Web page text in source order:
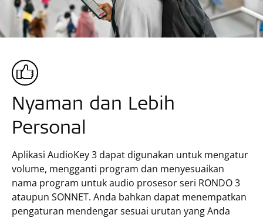
Nyaman dan Lebih
Personal
Aplikasi AudioKey 3 dapat digunakan untuk mengatur
volume, mengganti program dan menyesuaikan
nama program untuk audio prosesor seri RONDO 3
ataupun SONNET. Anda bahkan dapat menempatkan
pengaturan mendengar sesuai urutan yang Anda